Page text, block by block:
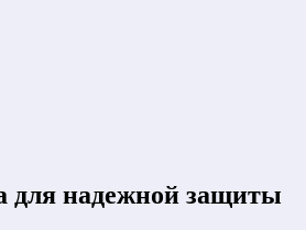
для надежной защиты